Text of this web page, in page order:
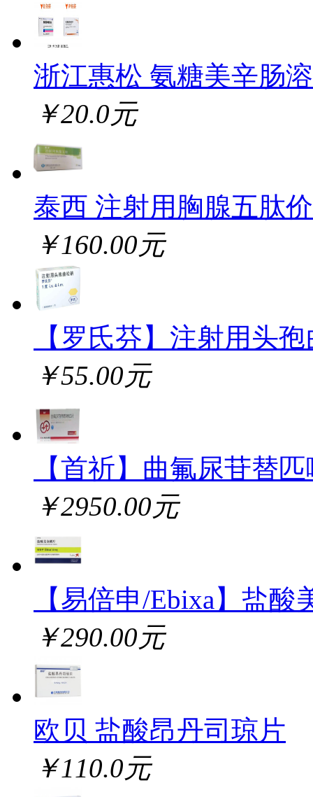
浙江惠松 氨糖美辛肠
￥20.0元
泰西 注射用胸腺五肽
￥160.00元
【罗氏芬】注射用头
￥55.00元
【首祈】曲氟尿苷替
￥2950.00元
【易倍申/Ebixa】盐酸
￥290.00元
欧贝 盐酸昂丹司琼片
￥110.0元